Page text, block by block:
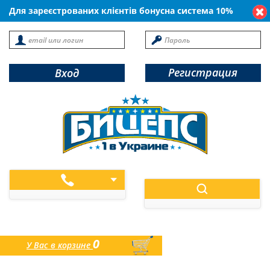
Для зареєстрованих клієнтів бонусна система 10%
Вход Регистрация
У Вас в корзине0
товаров